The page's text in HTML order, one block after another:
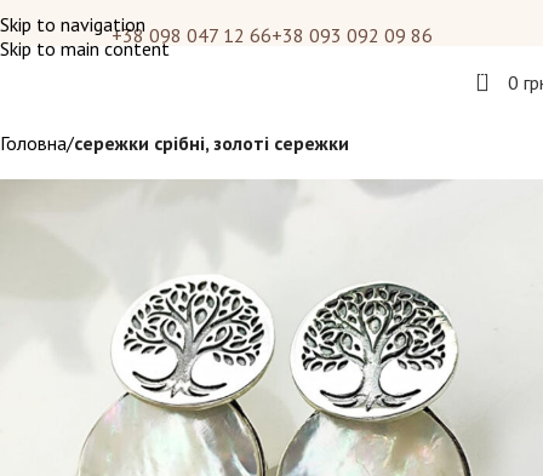
Skip to navigation
Skip to main content
+38 098 047 12 66+38 093 092 09 86
0 0
Головна сережки срібні, золоті сережки